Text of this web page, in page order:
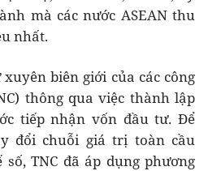
mà các nước ASEAN thu
nhất.
biên giới của các công
thông qua việc thành lập
tiếp nhận vốn đầu tư. Để
đổi chuỗi giá trị toàn cầu
TNC đã áp dụng phương